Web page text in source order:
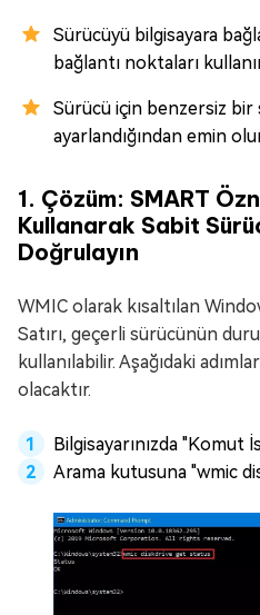
Sürücüyü bilgisayara
bağlantı noktaları
Sürücü için benzersiz
ayarlandığından emin
1. Çözüm: SMART
Kullanarak Sabit
Doğrulayın
WMIC olarak kısaltılan
Satırı, geçerli sürücünün
kullanılabilir. Aşağıdaki
olacaktır.
Bilgisayarınızda "Komut
Arama kutusuna "wmic